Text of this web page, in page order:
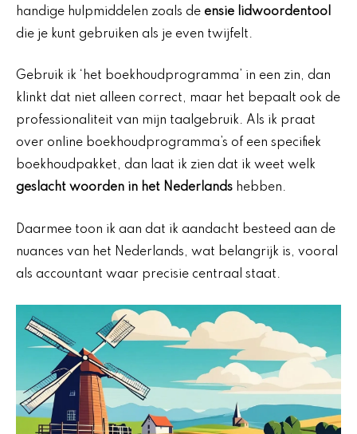
handige hulpmiddelen zoals de ensie lidwoordentool
die je kunt gebruiken als je even twijfelt.
Gebruik ik ‘het boekhoudprogramma’ in een zin, dan
klinkt dat niet alleen correct, maar het bepaalt ook de
professionaliteit van mijn taalgebruik. Als ik praat
over online boekhoudprogramma’s of een specifiek
boekhoudpakket, dan laat ik zien dat ik weet welk
geslacht woorden in het Nederlands hebben.
Daarmee toon ik aan dat ik aandacht besteed aan de
nuances van het Nederlands, wat belangrijk is, vooral
als accountant waar precisie centraal staat.